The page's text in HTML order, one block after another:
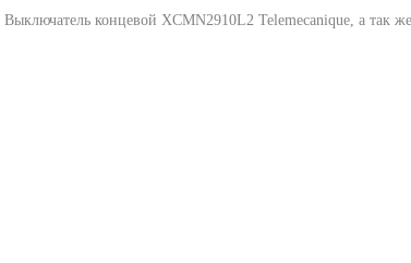
Выключатель концевой XCMN2910L2 Telemecanique, а так